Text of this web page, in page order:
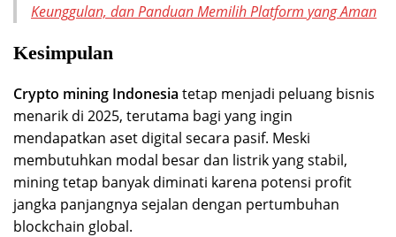
Keunggulan, dan Panduan Memilih Platform yang Aman
Kesimpulan
Crypto mining Indonesia tetap menjadi peluang bisnis
menarik di 2025, terutama bagi yang ingin
mendapatkan aset digital secara pasif. Meski
membutuhkan modal besar dan listrik yang stabil,
mining tetap banyak diminati karena potensi profit
jangka panjangnya sejalan dengan pertumbuhan
blockchain global.